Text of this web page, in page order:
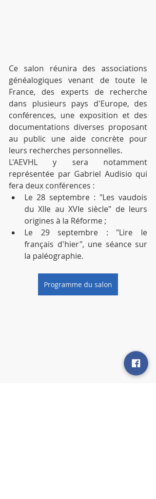
Ce salon réunira des associations
généalogiques venant de toute le
France, des experts de recherche
dans plusieurs pays d'Europe, des
conférences, une exposition et des
documentations diverses proposant
au public une aide concrète pour
leurs recherches personnelles.
L'AEVHL y sera notamment
représentée par Gabriel Audisio qui
fera deux conférences :
Le 28 septembre : "Les vaudois
du XIIe au XVIe siècle" de leurs
origines à la Réforme ;
Le 29 septembre : "Lire le
français d'hier", une séance sur
la paléographie.
Programme du salon